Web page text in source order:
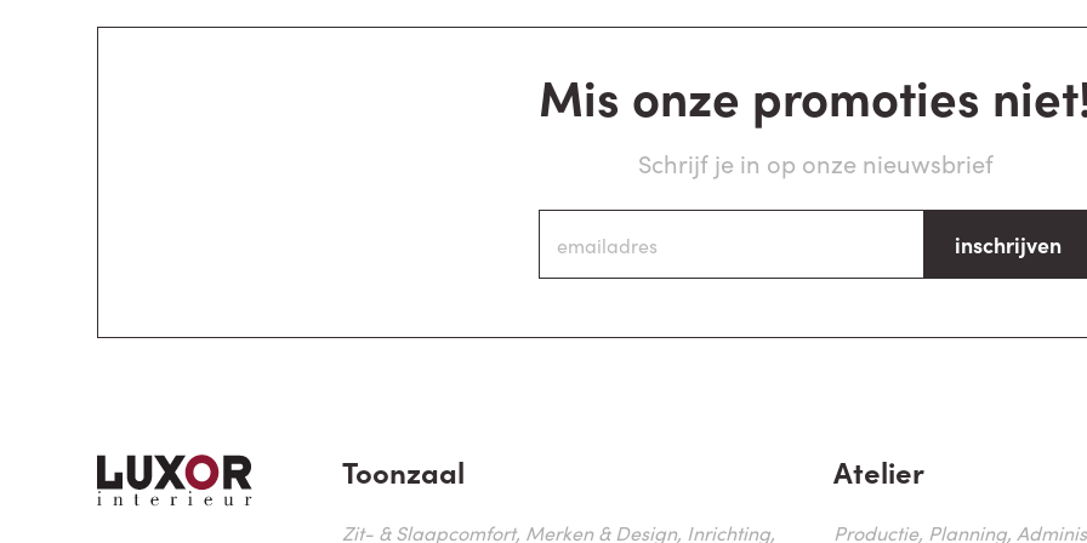
Mis onze promoties
Schrijf je in op onze nieuwsbrief
inschrijven
Toonzaal
Zit- & Slaapcomfort, Merken & Design, Inrichting,
Atelier
Productie, Planning,